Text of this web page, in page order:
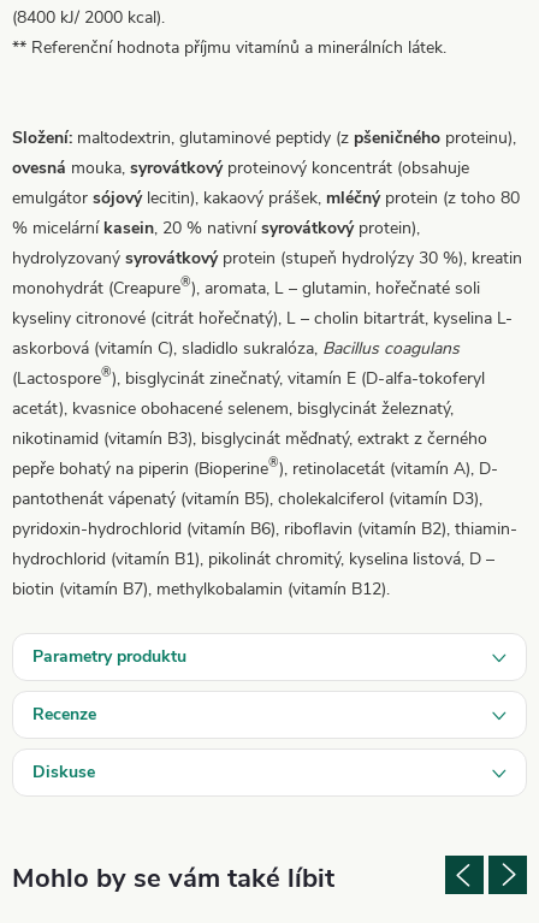
(8400 kJ/ 2000 kcal).
** Referenční hodnota příjmu vitamínů a minerálních látek.
Složení: maltodextrin, glutaminové peptidy (z pšeničného proteinu),
ovesná mouka, syrovátkovýproteinový koncentrát (obsahuje
emulgátor sójovýlecitin), kakaový prášek, mléčnýprotein (z toho 80
% micelární kasein, 20 % nativnísyrovátkovýprotein),
hydrolyzovaný syrovátkovýprotein (stupeň hydrolýzy 30 %), kreatin
monohydrát (Creapure®), aromata, L – glutamin, hořečnaté soli
kyseliny citronové (citrát hořečnatý), L – cholin bitartrát, kyselina L-
askorbová (vitamín C), sladidlo sukralóza, Bacillus coagulans
(Lactospore®), bisglycinát zinečnatý, vitamín E (D-alfa-tokoferyl
acetát), kvasnice obohacené selenem, bisglycinát železnatý,
nikotinamid (vitamín B3), bisglycinát měďnatý, extrakt z černého
pepře bohatý na piperin (Bioperine®), retinolacetát (vitamín A), D-
pantothenát vápenatý (vitamín B5), cholekalciferol (vitamín D3),
pyridoxin-hydrochlorid (vitamín B6), riboflavin (vitamín B2), thiamin-
hydrochlorid (vitamín B1), pikolinát chromitý, kyselina listová, D –
biotin (vitamín B7), methylkobalamin (vitamín B12).
Parametry produktu
Recenze
Diskuse